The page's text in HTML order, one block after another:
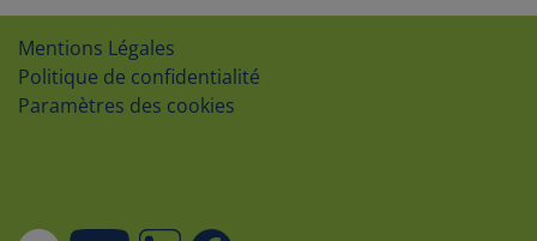
Mentions Légales
Politique de confidentialité
Paramètres des cookies